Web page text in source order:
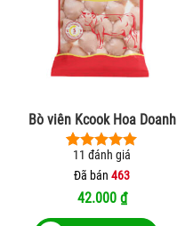
Bò viên Kcook Hoa Doanh
4.91trên 5
dựa trên
11
đánh giá
11 đánh giá
Đã bán 463
42.000 ₫